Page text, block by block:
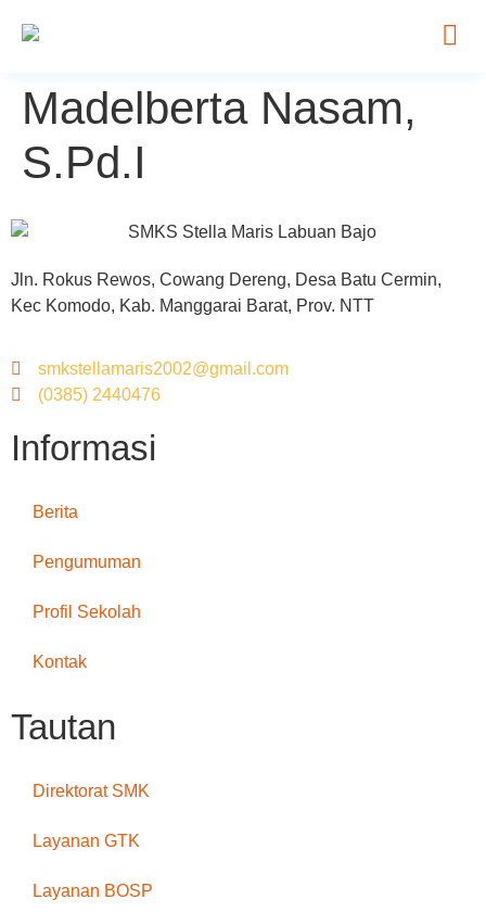
Madelberta Nasam,
S.Pd.I
Jln. Rokus Rewos, Cowang Dereng, Desa Batu Cermin,
Kec Komodo, Kab. Manggarai Barat, Prov. NTT
smkstellamaris2002@gmail.com
(0385) 2440476
Informasi
Berita
Pengumuman
Profil Sekolah
Kontak
Tautan
Direktorat SMK
Layanan GTK
Layanan BOSP